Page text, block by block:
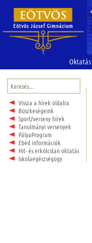
Oktatás
Keresés:
Vissza a hírek oldalra
Büszkeségeink
Sport/verseny hírek
Tanulmányi versenyek
PályaProgram
Ebéd információk
Hit- és erkölcstan oktatás
Iskolaegészségügy